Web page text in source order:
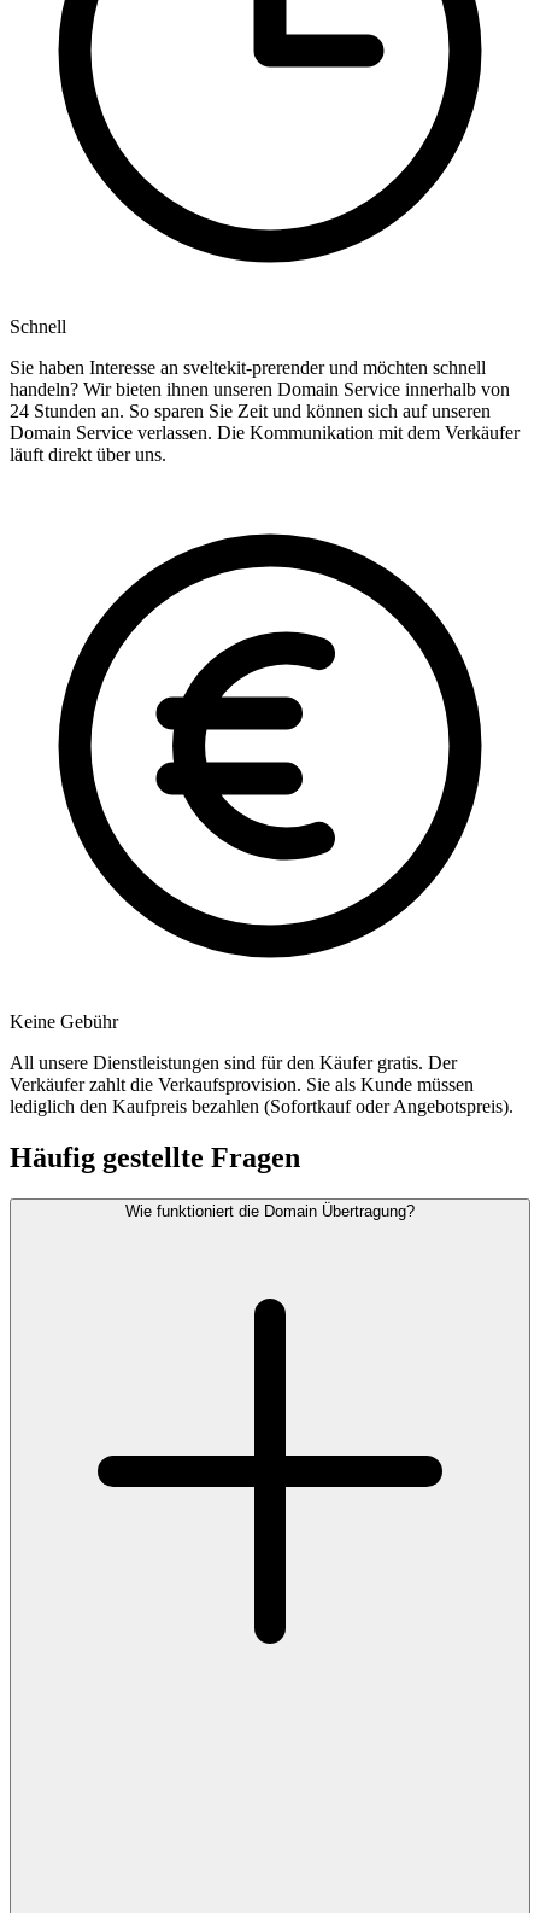
Schnell
Sie haben Interesse an sveltekit-prerender und möchten schnell
handeln? Wir bieten ihnen unseren Domain Service innerhalb von
24 Stunden an. So sparen Sie Zeit und können sich auf unseren
Domain Service verlassen. Die Kommunikation mit dem Verkäufer
läuft direkt über uns.
Keine Gebühr
All unsere Dienstleistungen sind für den Käufer gratis. Der
Verkäufer zahlt die Verkaufsprovision. Sie als Kunde müssen
lediglich den Kaufpreis bezahlen (Sofortkauf oder Angebotspreis).
Häufig gestellte Fragen
Wie funktioniert die Domain Übertragung?